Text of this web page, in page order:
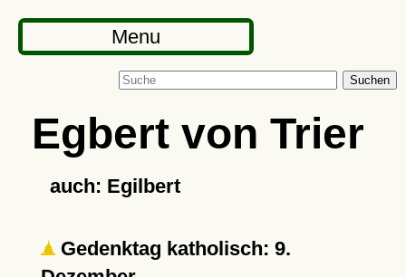
Menu
Suchen
Egbert von Trier
auch: Egilbert
Gedenktag katholisch: 9.